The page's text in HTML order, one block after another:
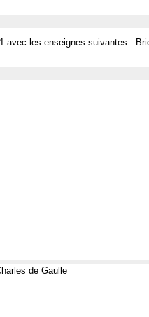
avec les enseignes suivantes :
de Gaulle